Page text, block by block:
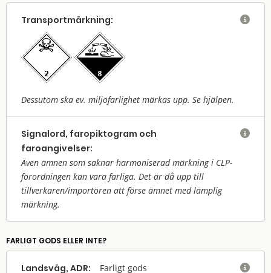
Transport­märkning:
Dessutom ska ev. miljöfarlighet märkas upp. Se hjälpen.

Signalord, faropiktogram och
faroangivelser:
Även ämnen som saknar harmoniserad märkning i CLP-
förordningen kan vara farliga. Det är då upp till
tillverkaren/importören att förse ämnet med lämplig
märkning.

FARLIGT GODS ELLER INTE?
Landsväg, ADR: Farligt gods 